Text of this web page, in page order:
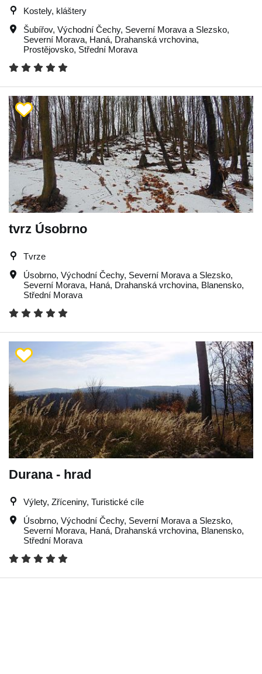
Kostely, kláštery
Šubířov, Východní Čechy, Severní Morava a Slezsko,
Severní Morava, Haná, Drahanská vrchovina,
Prostějovsko, Střední Morava
tvrz Úsobrno
Tvrze
Úsobrno, Východní Čechy, Severní Morava a Slezsko,
Severní Morava, Haná, Drahanská vrchovina, Blanensko,
Střední Morava
Durana - hrad
Výlety, Zříceniny, Turistické cíle
Úsobrno, Východní Čechy, Severní Morava a Slezsko,
Severní Morava, Haná, Drahanská vrchovina, Blanensko,
Střední Morava